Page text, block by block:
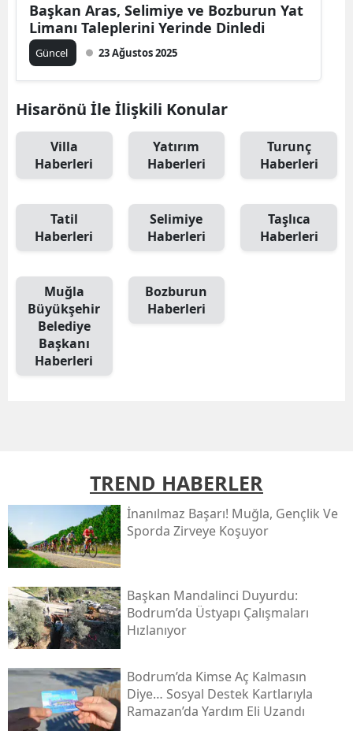
Başkan Aras, Selimiye ve Bozburun Yat
Limanı Taleplerini Yerinde Dinledi
Güncel 23 Ağustos 2025
Hisarönü İle İlişkili Konular
Villa
Haberleri
Yatırım
Haberleri
Turunç
Haberleri
Tatil
Haberleri
Selimiye
Haberleri
Taşlıca
Haberleri
Muğla
Büyükşehir
Belediye
Başkanı
Haberleri
Bozburun
Haberleri
TREND HABERLER
İnanılmaz Başarı! Muğla, Gençlik Ve
Sporda Zirveye Koşuyor
Başkan Mandalinci Duyurdu:
Bodrum’da Üstyapı Çalışmaları
Hızlanıyor
Bodrum’da Kimse Aç Kalmasın
Diye… Sosyal Destek Kartlarıyla
Ramazan’da Yardım Eli Uzandı